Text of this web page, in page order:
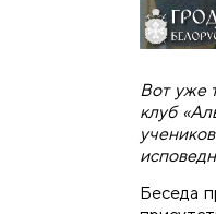
Вот уже
клуб
Беседа